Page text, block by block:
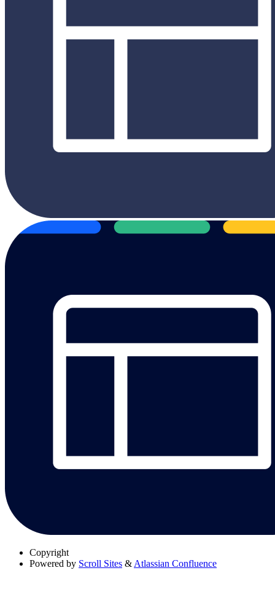
Copyright
Powered by Scroll Sites & Atlassian Confluence